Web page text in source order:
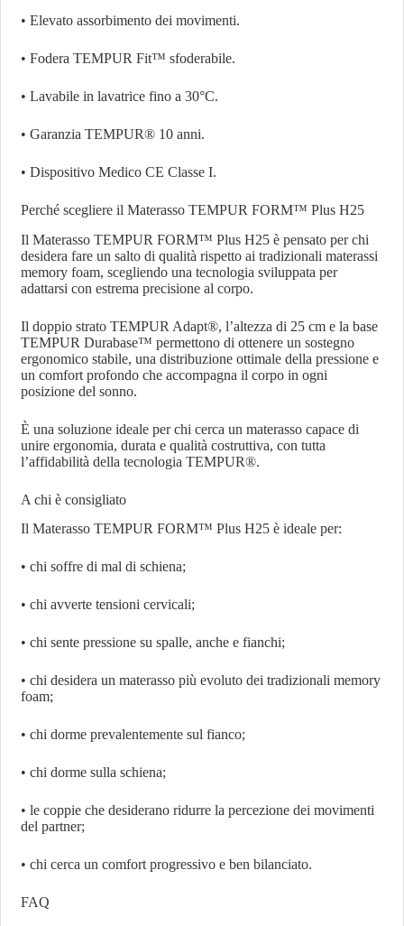
• Elevato assorbimento dei movimenti.
• Fodera TEMPUR Fit™ sfoderabile.
• Lavabile in lavatrice fino a 30°C.
• Garanzia TEMPUR® 10 anni.
• Dispositivo Medico CE Classe I.
Perché scegliere il Materasso TEMPUR FORM™ Plus H25
Il Materasso TEMPUR FORM™ Plus H25 è pensato per chi
desidera fare un salto di qualità rispetto ai tradizionali materassi
memory foam, scegliendo una tecnologia sviluppata per
adattarsi con estrema precisione al corpo.
Il doppio strato TEMPUR Adapt®, l’altezza di 25 cm e la base
TEMPUR Durabase™ permettono di ottenere un sostegno
ergonomico stabile, una distribuzione ottimale della pressione e
un comfort profondo che accompagna il corpo in ogni
posizione del sonno.
È una soluzione ideale per chi cerca un materasso capace di
unire ergonomia, durata e qualità costruttiva, con tutta
l’affidabilità della tecnologia TEMPUR®.
A chi è consigliato
Il Materasso TEMPUR FORM™ Plus H25 è ideale per:
• chi soffre di mal di schiena;
• chi avverte tensioni cervicali;
• chi sente pressione su spalle, anche e fianchi;
• chi desidera un materasso più evoluto dei tradizionali memory
foam;
• chi dorme prevalentemente sul fianco;
• chi dorme sulla schiena;
• le coppie che desiderano ridurre la percezione dei movimenti
del partner;
• chi cerca un comfort progressivo e ben bilanciato.
FAQ